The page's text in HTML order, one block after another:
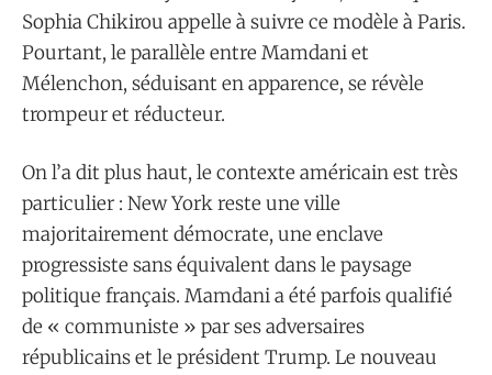
Sophia Chikirou appelle à suivre ce modèle à Paris.
Pourtant, le parallèle entre Mamdani et
Mélenchon, séduisant en apparence, se révèle
trompeur et réducteur.
On l’a dit plus haut, le contexte américain est très
particulier : New York reste une ville
majoritairement démocrate, une enclave
progressiste sans équivalent dans le paysage
politique français. Mamdani a été parfois qualifié
de « communiste » par ses adversaires
républicains et le président Trump. Le nouveau